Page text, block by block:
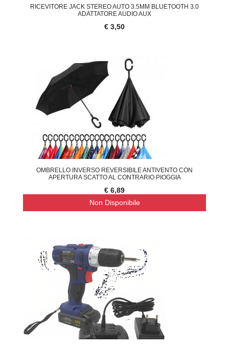
RICEVITORE JACK STEREO AUTO 3.5MM BLUETOOTH 3.0
ADATTATORE AUDIO AUX
€ 3,50
OMBRELLO INVERSO REVERSIBILE ANTIVENTO CON
APERTURA SCATTO AL CONTRARIO PIOGGIA
€ 6,89
Non Disponibile